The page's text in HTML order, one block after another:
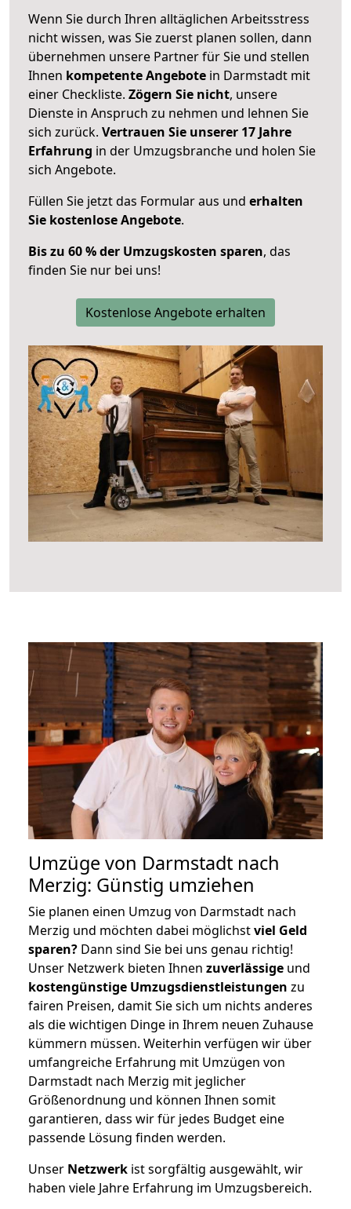
Wenn Sie durch Ihren alltäglichen Arbeitsstress
nicht wissen, was Sie zuerst planen sollen, dann
übernehmen unsere Partner für Sie und stellen
Ihnen kompetente Angebote in Darmstadt mit
einer Checkliste. Zögern Sie nicht, unsere
Dienste in Anspruch zu nehmen und lehnen Sie
sich zurück. Vertrauen Sie unserer 17 Jahre
Erfahrung in der Umzugsbranche und holen Sie
sich Angebote.
Füllen Sie jetzt das Formular aus und erhalten
Sie kostenlose Angebote.
Bis zu 60 % der Umzugskosten sparen, das
finden Sie nur bei uns!
Kostenlose Angebote erhalten
Umzüge von Darmstadt nach
Merzig: Günstig umziehen
Sie planen einen Umzug von Darmstadt nach
Merzig und möchten dabei möglichstviel Geld
sparen? Dann sind Sie bei uns genau richtig!
Unser Netzwerk bieten Ihnen zuverlässige und
kostengünstige Umzugsdienstleistungen zu
fairen Preisen, damit Sie sich um nichts anderes
als die wichtigen Dinge in Ihrem neuen Zuhause
kümmern müssen. Weiterhin verfügen wir über
umfangreiche Erfahrung mit Umzügen von
Darmstadt nach Merzig mit jeglicher
Größenordnung und können Ihnen somit
garantieren, dass wir für jedes Budget eine
passende Lösung finden werden.
Unser Netzwerk ist sorgfältig ausgewählt, wir
haben viele Jahre Erfahrung im Umzugsbereich.